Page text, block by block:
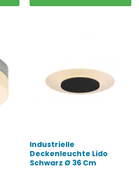
Industrielle
Deckenleuchte Lido
Schwarz Ø 36 Cm